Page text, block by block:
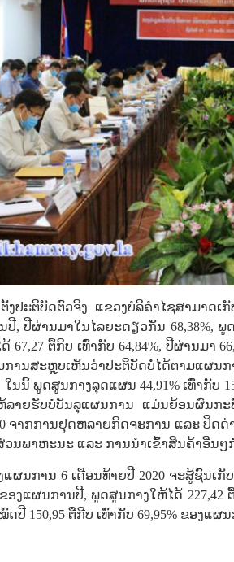
ງປະຕິບັດຕົວຈິງ ແຂວງບໍລິຄຳໄຊສາມາດເ
, ປີຜ່ານມາໃນໄລຍະດຽວກັນ 68,38%, ພູ
67,27 ຕື້ກີບ ເທົ່າກັບ 64,84%, ປີຜ່ານມາ
ມການສະຫຼຸບເຫັນວ່າປະຕິບັດບໍ່ໄດ້ຕາມແຜນ
ໃນນີ້ ພູດສູນກາງລຸດແຜນ 44,91% ເທົ່າກັບ
ລາຍຮັບບໍ່ບັນລຸແຜນການ ແມ່ນຍ້ອນຜົນກະ
ຈາກການຢຸດຫລາຍກິດຈະການ ແລະ ປິດ
ວນພາຫະນະ ແລະ ການນຳເຂົ້າສິນຄ້າອື່ນ
ແຜນການ 6 ເດືອນທ້າຍປີ 2020 ຈະສູ້ຊົນເ
ຂອງແຜນການປີ, ພູດສູນກາງໃຫ້ໄດ້
ດປີ 150,95 ຕືກີບ ເທົ່າກັບ 69,95% ຂອງແຜ